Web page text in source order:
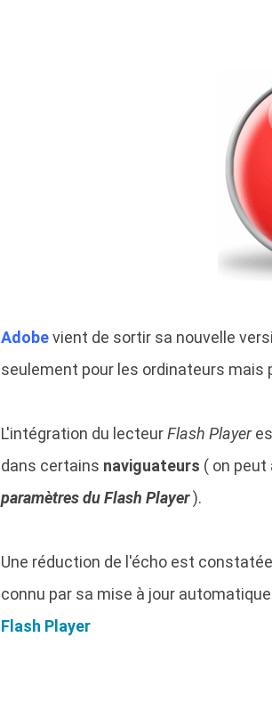
Adobevient de sortir sa nouvelle
seulement pour les ordinateurs mais
L'intégration du lecteurFlash Player
dans certains naviguateurs ( on peut
paramètres du Flash Player).
Une réduction de l'écho est
connu par sa mise à jour
Flash Player